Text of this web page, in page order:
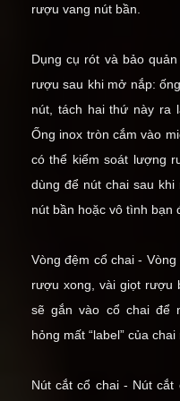
rượu vang nút bần.
Dụng cụ rót và bảo
rượu sau khi mở nắp:
nút, tách hai thứ này ra
Ống inox tròn cắm vào
có thể kiểm soát lượng
dùng để nút chai sau
nút bần hoặc vô tình bạn
Vòng đệm cổ chai -
rượu xong, vài giọt rượu
sẽ gắn vào cổ chai để
hỏng mất “label” của chai
Nút cắt cổ chai - Nút